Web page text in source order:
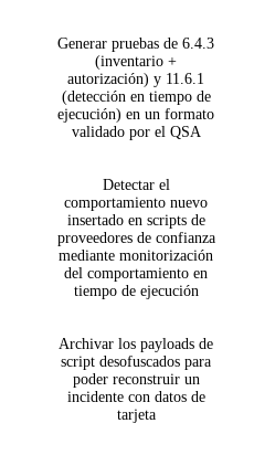
Generar pruebas de 6.4.3
(inventario +
autorización) y 11.6.1
(detección en tiempo de
ejecución) en un formato
validado por el QSA
Detectar el
comportamiento nuevo
insertado en scripts de
proveedores de confianza
mediante monitorización
del comportamiento en
tiempo de ejecución
Archivar los payloads de
script desofuscados para
poder reconstruir un
incidente con datos de
tarjeta